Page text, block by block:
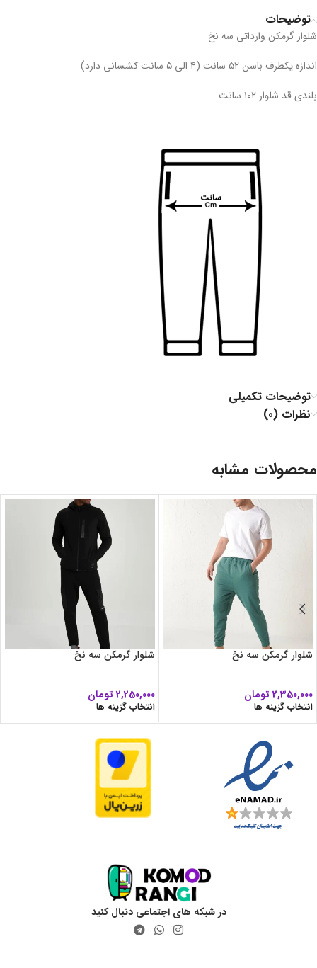
توضیحات
شلوار گرمکن وارداتی سه نخ
اندازه یکطرف باسن ۵۲ سانت (۴ الی ۵ سانت کشسانی دارد)
بلندی قد شلوار ۱۰۲ سانت
توضیحات تکمیلی
نظرات (0)
محصولات مشابه
شلوار گرمکن سه نخ
2,350,000 تومان
انتخاب گزینه ها
شلوار گرمکن سه نخ
2,250,000 تومان
انتخاب گزینه ها
در شبکه های اجتماعی دنبال کنید